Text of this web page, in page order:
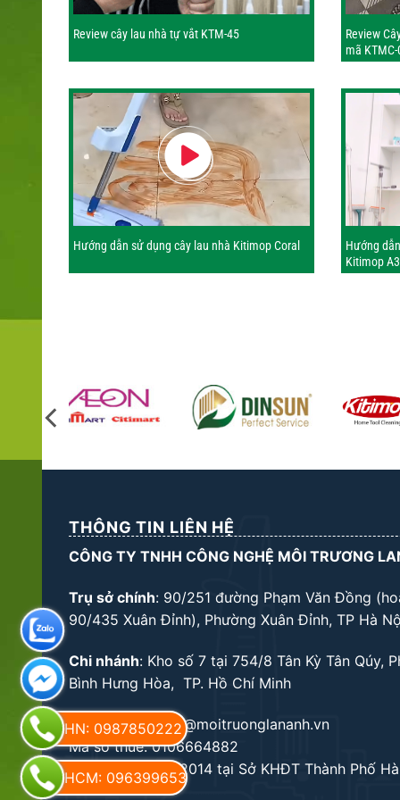
Review cây lau nhà tự vắt KTM-45
Review
mã KTMC-
Hướng dẫn sử dụng cây lau nhà Kitimop Coral
Hướng
Kitimop A3
THÔNG TIN LIÊN HỆ
CÔNG TY TNHH CÔNG NGHỆ MÔI TRƯƠNG
Trụ sở chính: 90/251 đường Phạm Văn Đồng
90/435 Xuân Đỉnh), Phường Xuân Đỉnh, TP Hà
Chi nhánh: Kho số 7 tại 754/8 Tân Kỳ Tân Qúy,
Bình Hưng Hòa, TP. Hồ Chí Minh
Email: kinhdoanh@moitruonglananh.vn
Mã số thuế: 0106664882
Cấp ngày 14/10/2014 tại Sở KHĐT Thành Phố
HN: 0987850222
HCM: 0963996534